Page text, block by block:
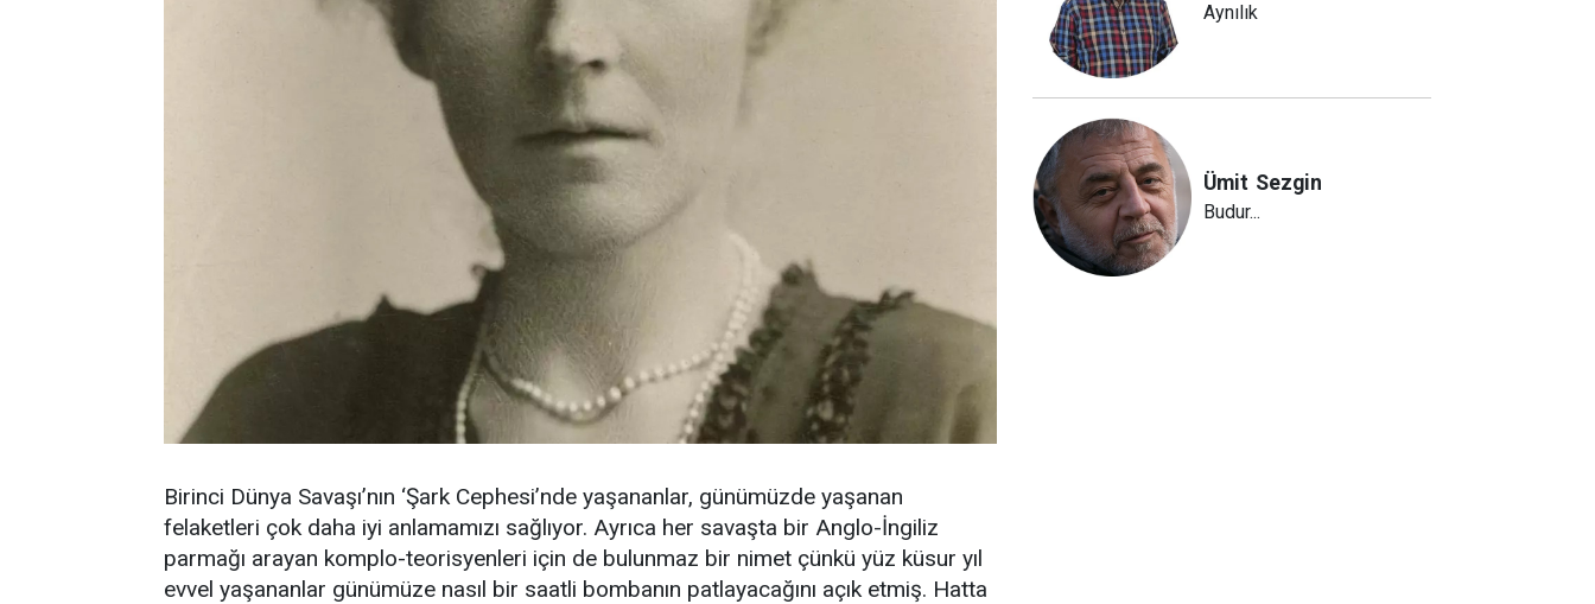
Birinci Dünya Savaşı’nın ‘Şark Cephesi’nde yaşananlar, günümüzde yaşanan
felaketleri çok daha iyi anlamamızı sağlıyor. Ayrıca her savaşta bir Anglo-İngiliz
parmağı arayan komplo-teorisyenleri için de bulunmaz bir nimet çünkü yüz küsur yıl
evvel yaşananlar günümüze nasıl bir saatli bombanın patlayacağını açık etmiş. Hatta
Aynılık
Ümit Sezgin
Budur...